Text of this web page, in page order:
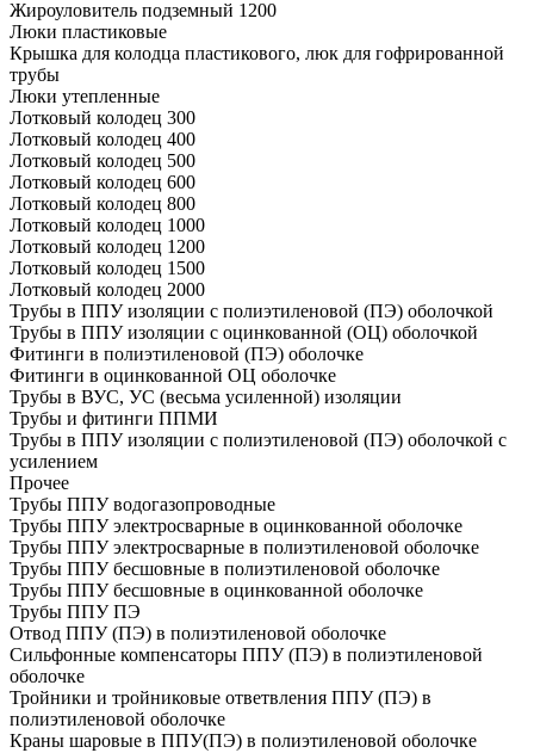
Жироуловитель подземный 1200
Люки пластиковые
Крышка для колодца пластикового, люк для гофрированной
трубы
Люки утепленные
Лотковый колодец 300
Лотковый колодец 400
Лотковый колодец 500
Лотковый колодец 600
Лотковый колодец 800
Лотковый колодец 1000
Лотковый колодец 1200
Лотковый колодец 1500
Лотковый колодец 2000
Трубы в ППУ изоляции с полиэтиленовой (ПЭ) оболочкой
Трубы в ППУ изоляции с оцинкованной (ОЦ) оболочкой
Фитинги в полиэтиленовой (ПЭ) оболочке
Фитинги в оцинкованной ОЦ оболочке
Трубы в ВУС, УС (весьма усиленной) изоляции
Трубы и фитинги ППМИ
Трубы в ППУ изоляции с полиэтиленовой (ПЭ) оболочкой с
усилением
Прочее
Трубы ППУ водогазопроводные
Трубы ППУ электросварные в оцинкованной оболочке
Трубы ППУ электросварные в полиэтиленовой оболочке
Трубы ППУ бесшовные в полиэтиленовой оболочке
Трубы ППУ бесшовные в оцинкованной оболочке
Трубы ППУ ПЭ
Отвод ППУ (ПЭ) в полиэтиленовой оболочке
Сильфонные компенсаторы ППУ (ПЭ) в полиэтиленовой
оболочке
Тройники и тройниковые ответвления ППУ (ПЭ) в
полиэтиленовой оболочке
Краны шаровые в ППУ(ПЭ) в полиэтиленовой оболочке